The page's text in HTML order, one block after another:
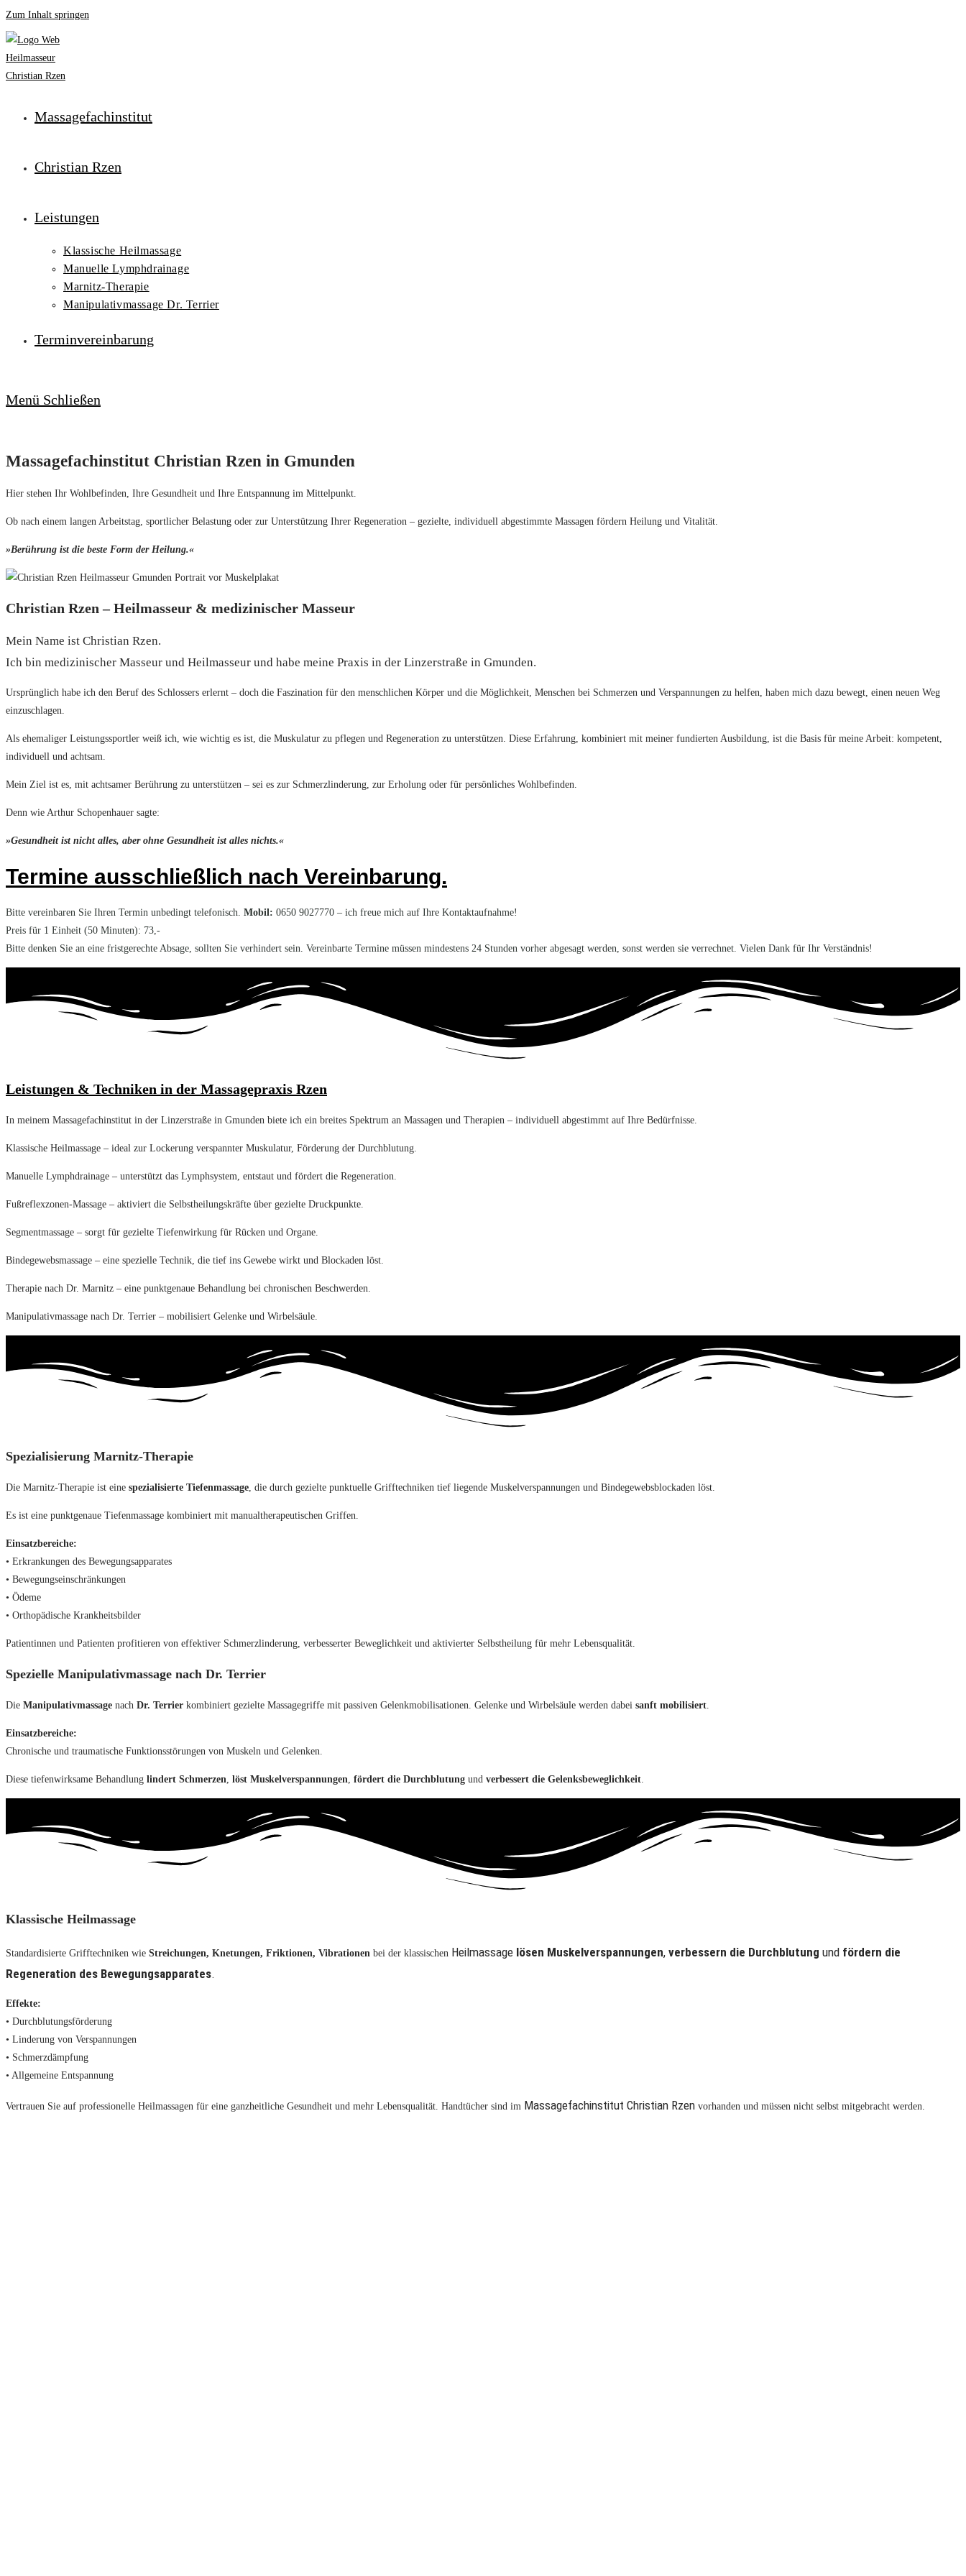
Zum Inhalt springen
Massagefachinstitut
Christian Rzen
Leistungen
Klassische Heilmassage
Manuelle Lymphdrainage
Marnitz-Therapie
Manipulativmassage Dr. Terrier
Terminvereinbarung
Menü Schließen
Massagefach­institut Christian Rzen in Gmunden
Hier stehen Ihr Wohlbefinden, Ihre Gesundheit und Ihre Entspannung im Mittelpunkt.
Ob nach einem langen Arbeitstag, sportlicher Belastung oder zur Unterstützung Ihrer Regeneration – gezielte, individuell abgestimmte Massagen fördern Heilung und Vitalität.
»Berührung ist die beste Form der Heilung.«
Christian Rzen – Heilmasseur & medizinischer Masseur
Mein Name ist Christian Rzen.
Ich bin medizinischer Masseur und Heilmasseur und habe meine Praxis in der Linzerstraße in Gmunden.
Ursprünglich habe ich den Beruf des Schlossers erlernt – doch die Faszination für den menschlichen Körper und die Möglichkeit, Menschen bei Schmerzen und Verspannungen zu helfen, haben mich dazu bewegt, einen neuen Weg
einzuschlagen.
Als ehemaliger Leistungssportler weiß ich, wie wichtig es ist, die Muskulatur zu pflegen und Regeneration zu unterstützen. Diese Erfahrung, kombiniert mit meiner fundierten Ausbildung, ist die Basis für meine Arbeit: kompetent,
individuell und achtsam.
Mein Ziel ist es, mit achtsamer Berührung zu unterstützen – sei es zur Schmerzlinderung, zur Erholung oder für persönliches Wohlbefinden.
Denn wie Arthur Schopenhauer sagte:
»Gesundheit ist nicht alles, aber ohne Gesundheit ist alles nichts.«
Termine ausschließlich nach Vereinbarung.
Bitte vereinbaren Sie Ihren Termin unbedingt telefonisch. Mobil: 0650 9027770 – ich freue mich auf Ihre Kontaktaufnahme!
Preis für 1 Einheit (50 Minuten): 73,-
Bitte denken Sie an eine fristgerechte Absage, sollten Sie verhindert sein. Vereinbarte Termine müssen mindestens 24 Stunden vorher abgesagt werden, sonst werden sie verrechnet. Vielen Dank für Ihr Verständnis!
Leistungen & Techniken in der Massagepraxis Rzen
In meinem Massagefachinstitut in der Linzerstraße in Gmunden biete ich ein breites Spektrum an Massagen und Therapien – individuell abgestimmt auf Ihre Bedürfnisse.
Klassische Heilmassage – ideal zur Lockerung verspannter Muskulatur, Förderung der Durchblutung.
Manuelle Lymphdrainage – unterstützt das Lymphsystem, entstaut und fördert die Regeneration.
Fußreflexzonen-Massage – aktiviert die Selbstheilungskräfte über gezielte Druckpunkte.
Segmentmassage – sorgt für gezielte Tiefenwirkung für Rücken und Organe.
Bindegewebsmassage – eine spezielle Technik, die tief ins Gewebe wirkt und Blockaden löst.
Therapie nach Dr. Marnitz – eine punktgenaue Behandlung bei chronischen Beschwerden.
Manipulativmassage nach Dr. Terrier – mobilisiert Gelenke und Wirbelsäule.
Spezialisierung Marnitz-Therapie
Die Marnitz-Therapie ist eine spezialisierte Tiefenmassage , die durch gezielte punktuelle Grifftechniken tief liegende Muskelverspannungen und Bindegewebsblockaden löst.
Es ist eine punktgenaue Tiefenmassage kombiniert mit manualtherapeutischen Griffen.
Einsatzbereiche:
• Erkrankungen des Bewegungsapparates
• Bewegungseinschränkungen
• Ödeme
• Orthopädische Krankheitsbilder
Patientinnen und Patienten profitieren von effektiver Schmerzlinderung, verbesserter Beweglichkeit und aktivierter Selbstheilung für mehr Lebensqualität.
Spezielle Manipulativmassage nach Dr. Terrier
Die Manipulativmassage nach Dr. Terrier kombiniert gezielte Massagegriffe mit passiven Gelenkmobilisationen. Gelenke und Wirbelsäule werden dabei sanft mobilisiert
Einsatzbereiche:
Chronische und traumatische Funktionsstörungen von Muskeln und Gelenken.
Diese tiefenwirksame Behandlung lindert Schmerzen löst Muskelverspannungen fördert die Durchblutung und verbessert die Gelenksbeweglichkeit
Klassische Heilmassage
Standardisierte Grifftechniken wie Streichungen, Knetungen, Friktionen, Vibrationen bei der klassischen Heilmassage lösen Muskelverspannungen, verbessern die Durchblutung und fördern die
Regeneration des Bewegungsapparates.
Effekte:
• Durchblutungsförderung
• Linderung von Verspannungen
• Schmerzdämpfung
• Allgemeine Entspannung
Vertrauen Sie auf professionelle Heilmassagen für eine ganzheitliche Gesundheit und mehr Lebensqualität. Handtücher sind im Massagefachinstitut Christian Rzen vorhanden und müssen nicht selbst mitgebracht werden.